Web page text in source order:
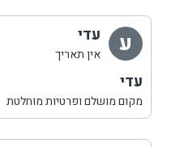
ע עדי
אין תאריך
עדי
מקום מושלם ופרטיות מוחלטת